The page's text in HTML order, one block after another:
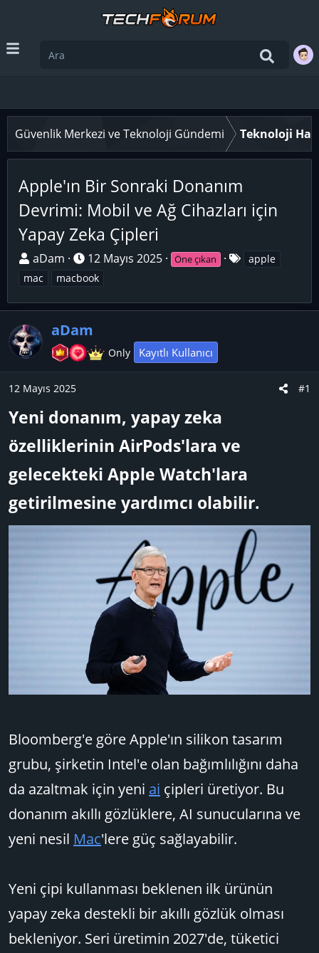
Güvenlik Merkezi ve Teknoloji Gündemi Teknoloji
Apple'ın Bir Sonraki Donanım
Devrimi: Mobil ve Ağ Cihazları için
Yapay Zeka Çipleri
K
o
u
y
u
B
ş
l
a
t
n
aDam
B
a
l
a
g
t
a
r
h
i
12 Mayıs 2025 Öne çıkan
E
k
apple
mac
macbook
aDam
Only Kayıtlı Kullanıcı
12 Mayıs 2025 #1
Yeni donanım, yapay zeka
özelliklerinin AirPods'lara ve
gelecekteki Apple Watch'lara
getirilmesine yardımcı olabilir.​
Bloomberg'e göre Apple'ın silikon tasarım
grubu, şirketin Intel'e olan bağımlılığını daha
da azaltmak için yeni ai çipleri üretiyor. Bu
donanım akıllı gözlüklere, AI sunucularına ve
yeni nesil Mac'lere güç sağlayabilir.
Yeni çipi kullanması beklenen ilk ürünün
yapay zeka destekli bir akıllı gözlük olması
bekleniyor. Seri üretimin 2027'de, tüketici